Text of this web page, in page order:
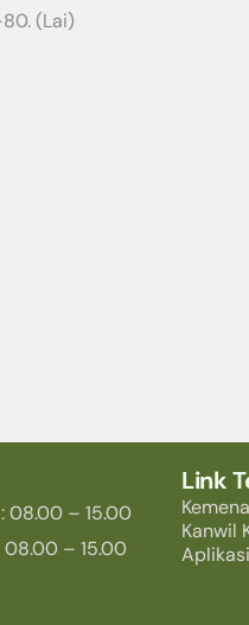
(Lai)
08.00 – 15.00
08.00 – 15.00
Link
Kanwil